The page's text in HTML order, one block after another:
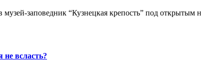
музей-заповедник “Кузнецкая крепость” под открытым
не всласть?